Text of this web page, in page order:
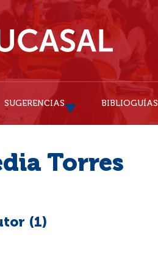
SUGERENCIAS BIBLIOGUÍAS
Torres
(1)